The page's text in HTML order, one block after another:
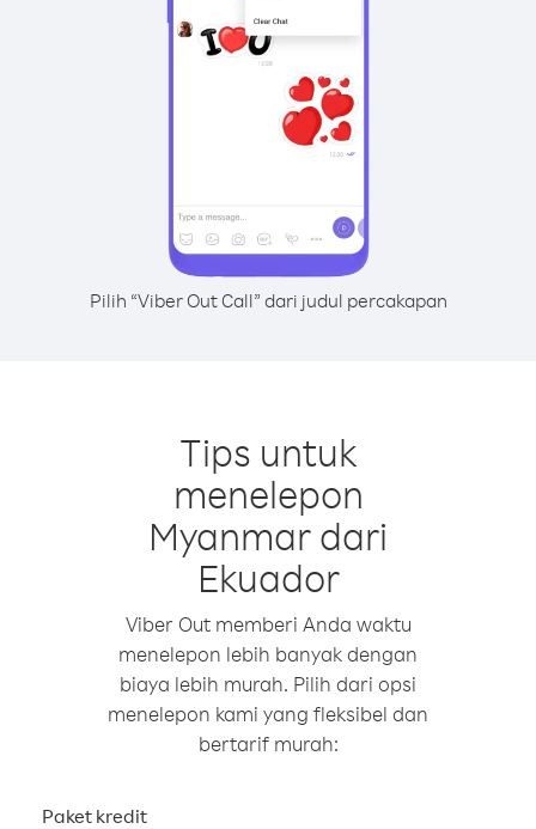
Pilih “Viber Out Call” dari judul percakapan
Tips untuk
menelepon
Myanmar dari
Ekuador
Viber Out memberi Anda waktu
menelepon lebih banyak dengan
biaya lebih murah. Pilih dari opsi
menelepon kami yang fleksibel dan
bertarif murah:
Paket kredit